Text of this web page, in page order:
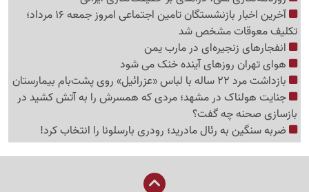
آخرین اخبار بازنشستگان تامین اجتماعی امروز جمعه 16 مرداد؛
تکلیف معوقات مشخص شد
انفجارهای زنجیره‌ای در مارب یمن
هوای تهران روزهای آینده خنک می شود
بازداشت مرد 22 ساله با لباس «عزرائیل» روی پشت‌بام بیمارستان
جنایت هولناک در مشهد؛ مردی که همسرش را به آتش کشید در
بازسازی صحنه چه گفت؟
ضربه سنگین به رئال مادرید؛ رودری بارسلونا را انتخاب کرد!